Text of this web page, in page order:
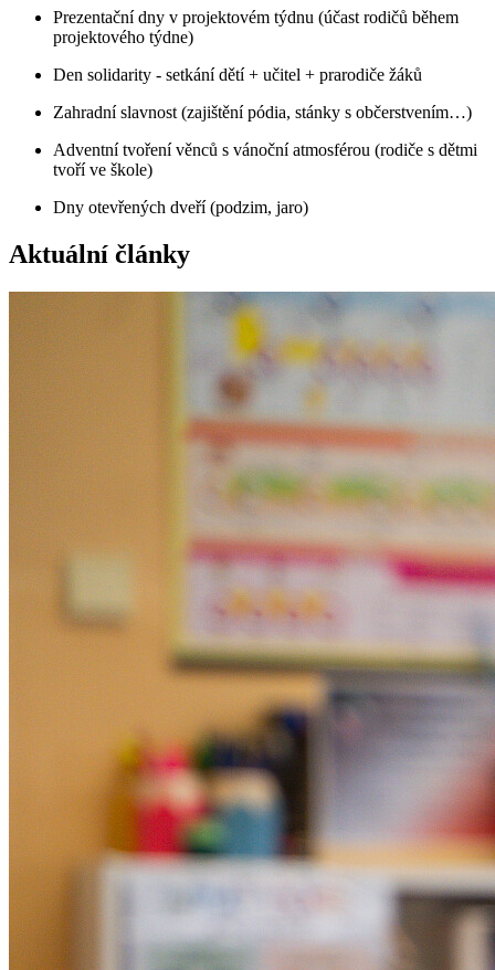
Prezentační dny v projektovém týdnu (účast rodičů během
projektového týdne)
Den solidarity - setkání dětí + učitel + prarodiče žáků
Zahradní slavnost (zajištění pódia, stánky s občerstvením…)
Adventní tvoření věnců s vánoční atmosférou (rodiče s dětmi
tvoří ve škole)
Dny otevřených dveří (podzim, jaro)
Aktuální články